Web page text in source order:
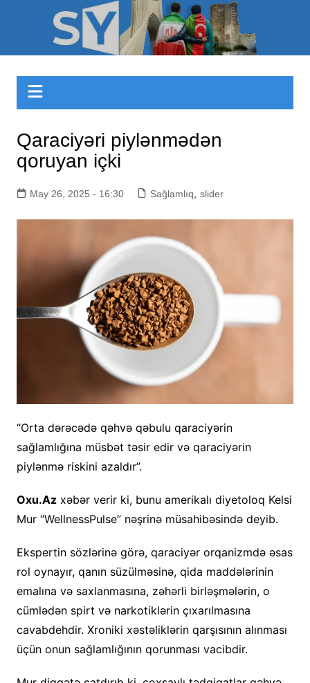
Sizinyol.org
Qaraciyəri piylənmədən
qoruyan içki
May 26, 2025 - 16:30 Sağlamlıq slider
“Orta dərəcədə qəhvə qəbulu qaraciyərin
sağlamlığına müsbət təsir edir və qaraciyərin
piylənmə riskini azaldır”.
Oxu.Azxəbər verir ki, bunu amerikalı diyetoloq Kelsi
Mur “WellnessPulse” nəşrinə müsahibəsində deyib.
Ekspertin sözlərinə görə, qaraciyər orqanizmdə əsas
rol oynayır, qanın süzülməsinə, qida maddələrinin
emalına və saxlanmasına, zəhərli birləşmələrin, o
cümlədən spirt və narkotiklərin çıxarılmasına
cavabdehdir. Xroniki xəstəliklərin qarşısının alınması
üçün onun sağlamlığının qorunması vacibdir.